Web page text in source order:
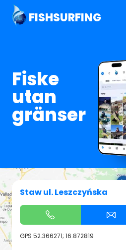
FISHSURFING
Fiske
utan
gränser
Staw ul. Leszczyńska
GPS 52.366271; 16.872819